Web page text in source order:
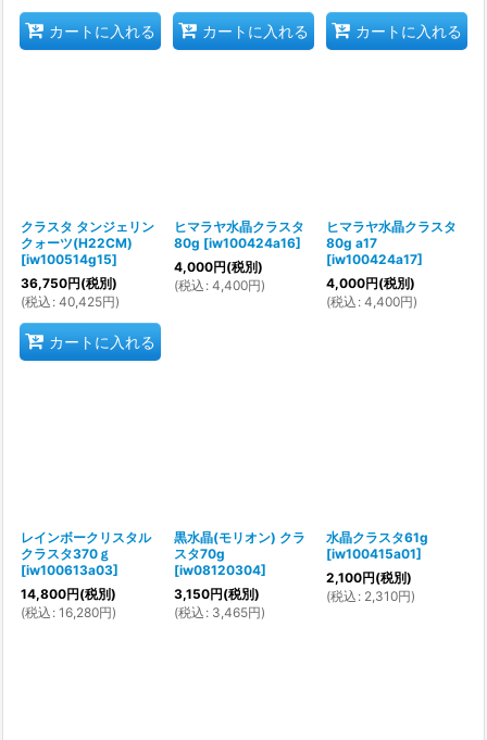
カートに入れる カートに入れる カートに入れる
クラスタ タンジェリン
クォーツ(H22CM)
[iw100514g15]
36,750円(税別)
(税込 : 40,425円)
カートに入れる
ヒマラヤ水晶クラスタ
80g [iw100424a16]
4,000円(税別)
(税込 : 4,400円)
ヒマラヤ水晶クラスタ
80g a17
[iw100424a17]
4,000円(税別)
(税込 : 4,400円)
レインボークリスタル
クラスタ370ｇ
[iw100613a03]
14,800円(税別)
(税込 : 16,280円)
黒水晶(モリオン) クラ
スタ70g
[iw08120304]
3,150円(税別)
(税込 : 3,465円)
水晶クラスタ61g
[iw100415a01]
2,100円(税別)
(税込 : 2,310円)